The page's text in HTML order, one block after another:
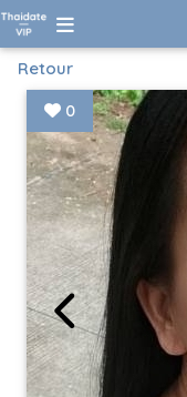
Retour
0